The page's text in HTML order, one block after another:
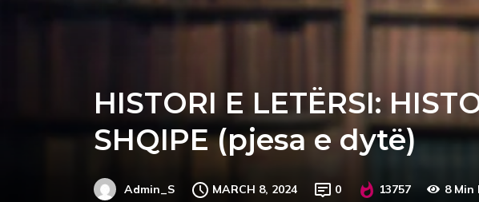
HISTORI E LETËRSI:
SHQIPE (pjesa e dytë)
Admin_S MARCH 8, 2024 0 13757 8 Min